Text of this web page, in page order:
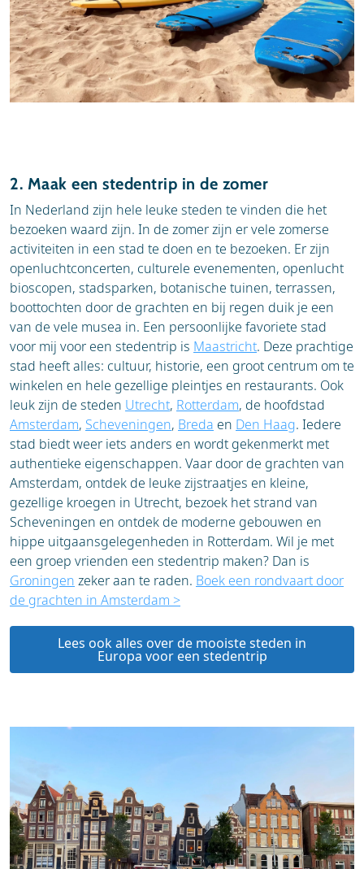
2. Maak een stedentrip in de zomer
In Nederland zijn hele leuke steden te vinden die het
bezoeken waard zijn. In de zomer zijn er vele zomerse
activiteiten in een stad te doen en te bezoeken. Er zijn
openluchtconcerten, culturele evenementen, openlucht
bioscopen, stadsparken, botanische tuinen, terrassen,
boottochten door de grachten en bij regen duik je een
van de vele musea in. Een persoonlijke favoriete stad
voor mij voor een stedentrip is Maastricht. Deze prachtige
stad heeft alles: cultuur, historie, een groot centrum om te
winkelen en hele gezellige pleintjes en restaurants. Ook
leuk zijn de steden Utrecht, Rotterdam, de hoofdstad
Amsterdam, Scheveningen, Breda en Den Haag. Iedere
stad biedt weer iets anders en wordt gekenmerkt met
authentieke eigenschappen. Vaar door de grachten van
Amsterdam, ontdek de leuke zijstraatjes en kleine,
gezellige kroegen in Utrecht, bezoek het strand van
Scheveningen en ontdek de moderne gebouwen en
hippe uitgaansgelegenheden in Rotterdam. Wil je met
een groep vrienden een stedentrip maken? Dan is
Groningen zeker aan te raden. Boek een rondvaart door
de grachten in Amsterdam >
Lees ook alles over de mooiste steden in
Europa voor een stedentrip